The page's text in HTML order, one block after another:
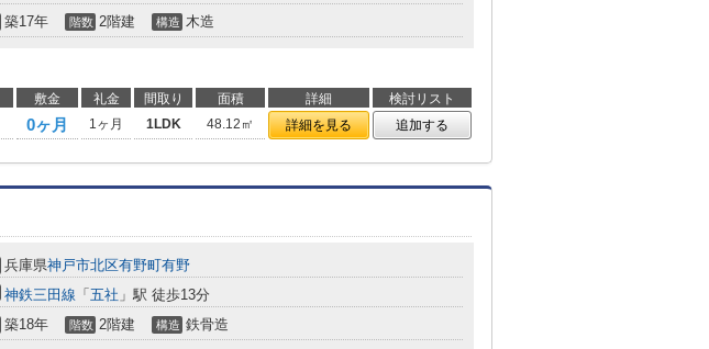
築17年 階数 2階建 構造 木造
敷金 礼金 間取り 面積 詳細
検討リスト
0ヶ月 1ヶ月 1LDK 48.12㎡ 詳細を見る 追加する
兵庫県神戸市北区有野町有野
神鉄三田線 「 五社 」駅 徒歩13分
築18年 階数 2階建 構造 鉄骨造